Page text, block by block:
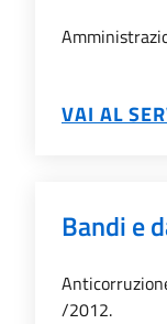
VAI AL
Bandi e
/2012.